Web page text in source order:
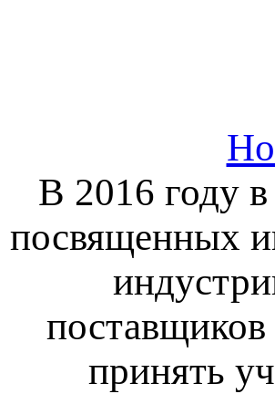
В 2016 году
посвященных
поставщиков
принять